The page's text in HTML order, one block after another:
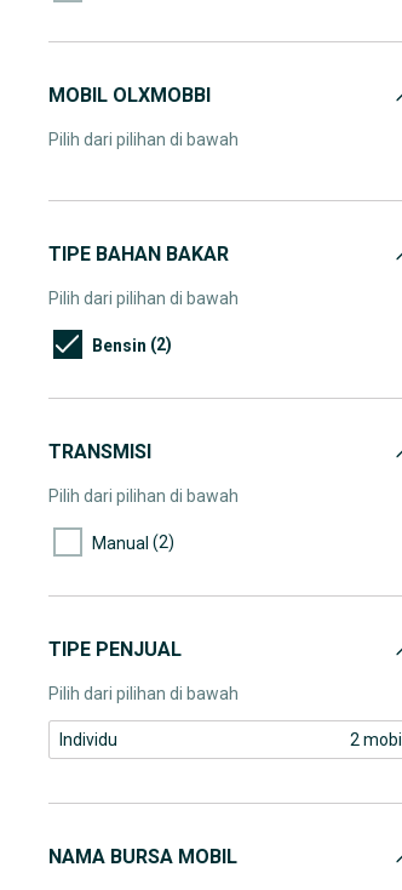
MOBIL OLXMOBBI
Pilih dari pilihan di bawah
TIPE BAHAN BAKAR
Pilih dari pilihan di bawah
Bensin (2)
TRANSMISI
Pilih dari pilihan di bawah
Manual (2)
TIPE PENJUAL
Pilih dari pilihan di bawah
Individu 2 mobil
NAMA BURSA MOBIL